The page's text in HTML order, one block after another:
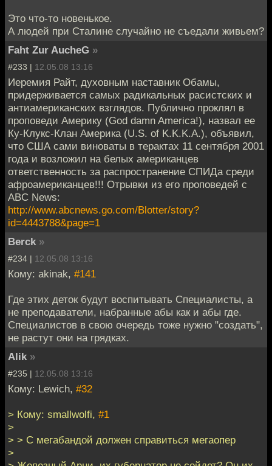
Это что-то новенькое.
А людей при Сталине случайно не съедали живьем?
Faht Zur AucheG »
#233 | 12.05.08 13:16
Иеремия Райт, духовным наставник Обамы,
придерживается самых радикальных расистских и
антиамериканских взглядов. Публично проклял в
проповеди Америку (God damn America!), назвал ее
Ку-Клукс-Клан Америка (U.S. of K.K.K.A.), объявил,
что США сами виноваты в терактах 11 сентября 2001
года и возложил на белых американцев
ответственность за распространение СПИДа среди
афроамериканцев!!! Отрывки из его проповедей с
ABC News:
http://www.abcnews.go.com/Blotter/story?
id=4443788&page=1
Berck »
#234 | 12.05.08 13:16
Кому: akinak, #141
Где этих деток будут воспитывать Специалисты, а
не преподаватели, набранные абы как и абы где.
Специалистов в свою очередь тоже нужно "создать",
не растут они на грядках.
Alik »
#235 | 12.05.08 13:16
Кому: Lewich, #32
> Кому: smallwolfi, #1
>
> > С мегабандой должен справиться мегаопер
>